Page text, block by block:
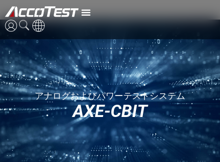
英語
中国語
日本語
AXE-CBIT
アナログおよびパワーテストシステム
AXE-CBIT